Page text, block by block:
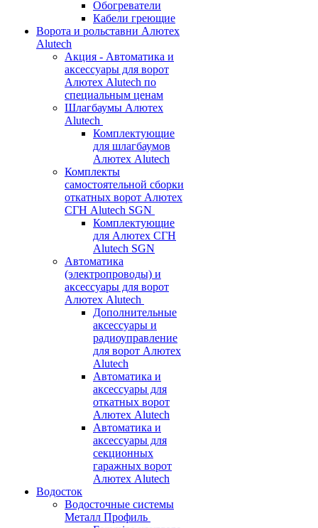
Обогреватели
Кабели греющие
Ворота и рольставни Алютех
Alutech
Акция - Автоматика и
аксессуары для ворот
Алютех Alutech по
специальным ценам
Шлагбаумы Алютех
Alutech
Комплектующие
для шлагбаумов
Алютех Alutech
Комплекты
самостоятельной сборки
откатных ворот Алютех
СГН Alutech SGN
Комплектующие
для Алютех СГН
Alutech SGN
Автоматика
(электропроводы) и
аксессуары для ворот
Алютех Alutech
Дополнительные
аксессуары и
радиоуправление
для ворот Алютех
Alutech
Автоматика и
аксессуары для
откатных ворот
Алютех Alutech
Автоматика и
аксессуары для
секционных
гаражных ворот
Алютех Alutech
Водосток
Водосточные системы
Металл Профиль